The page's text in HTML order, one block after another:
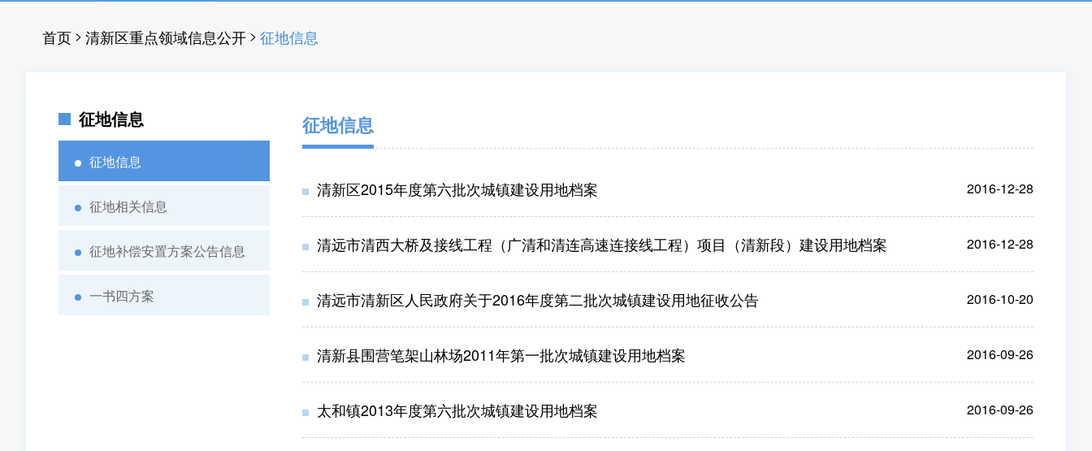
首页 > 清新区重点领域信息公开 > 征地信息
征地信息
征地信息
征地相关信息
征地补偿安置方案公告信息
一书四方案
征地信息
清新区2015年度第六批次城镇建设用地档案 2016-12-28
清远市清西大桥及接线工程（广清和清连高速连接线工程）项目（清新段）建设用地档案 2016-12-28
清远市清新区人民政府关于2016年度第二批次城镇建设用地征收公告 2016-10-20
清新县围营笔架山林场2011年第一批次城镇建设用地档案 2016-09-26
太和镇2013年度第六批次城镇建设用地档案 2016-09-26